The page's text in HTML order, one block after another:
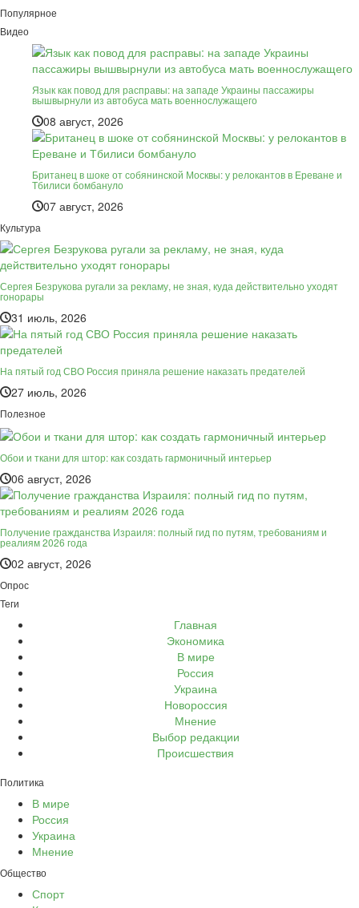
Популярное
Видео
Язык как повод для расправы: на западе Украины пассажиры
вышвырнули из автобуса мать военнослужащего
08 август, 2026
Британец в шоке от собянинской Москвы: у релокантов в Ереване и
Тбилиси бомбануло
07 август, 2026
Культура
Сергея Безрукова ругали за рекламу, не зная, куда действительно уходят
гонорары
31 июль, 2026
На пятый год СВО Россия приняла решение наказать предателей
27 июль, 2026
Полезное
Обои и ткани для штор: как создать гармоничный интерьер
06 август, 2026
Получение гражданства Израиля: полный гид по путям, требованиям и
реалиям 2026 года
02 август, 2026
Опрос
Теги
Главная
Экономика
В мире
Россия
Украина
Новороссия
Мнение
Выбор редакции
Происшествия
Политика
В мире
Россия
Украина
Мнение
Общество
Спорт